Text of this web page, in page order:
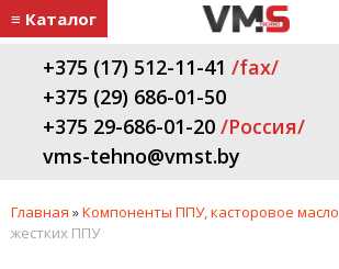
≡ Каталог
+375 (17) 512-11-41 /fax/
+375 (29) 686-01-50
+375 29-686-01-20 /Россия/
vms-tehno@vmst.by
Главная »Компоненты ППУ, касторовое масло
жестких ППУ